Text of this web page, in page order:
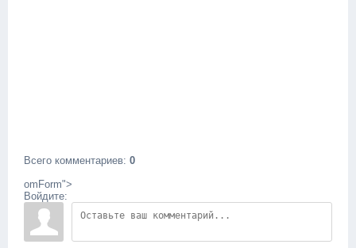
Всего комментариев: 0
omForm">
Войдите: